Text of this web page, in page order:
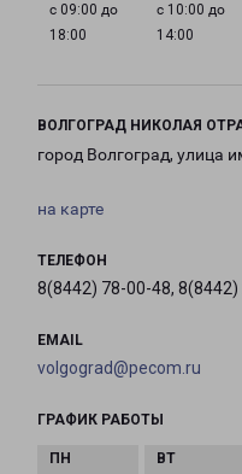
с 09:00 до
18:00
с 10:00 до
14:00
ВОЛГОГРАД НИКОЛАЯ
город Волгоград, улица
на карте
ТЕЛЕФОН
8(8442) 78-00-48,
EMAIL
volgograd@pecom.ru
ГРАФИК РАБОТЫ